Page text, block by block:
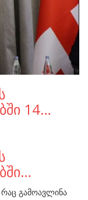
14…
გამოავლინა